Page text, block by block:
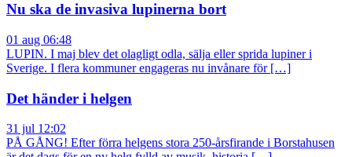
Nu ska de invasiva lupinerna bort
01 aug 06:48
LUPIN. I maj blev det olagligt odla, sälja eller sprida lupiner i
Sverige. I flera kommuner engageras nu invånare för […]
Det händer i helgen
31 jul 12:02
PÅ GÅNG! Efter förra helgens stora 250-årsfirande i Borstahusen